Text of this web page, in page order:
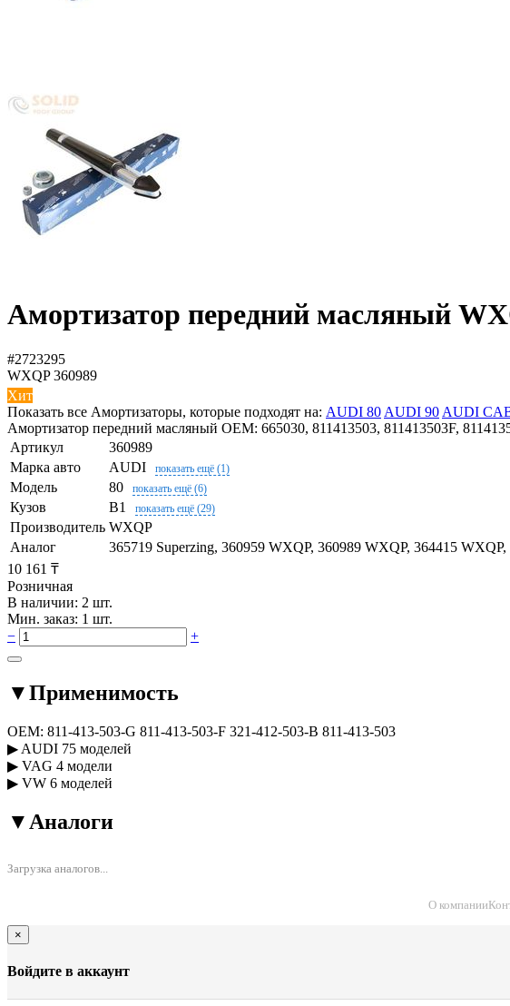
Амортизатор передний масляный
#2723295
WXQP 360989
Хит
Показать все Амортизаторы, которые подходят на: AUDI 80 AUDI 90 AUDI
Амортизатор передний масляный OEM: 665030, 811413503, 811413503F,
Артикул
360989
Марка авто
AUDI показать ещё (1)
Модель 80 показать ещё (6)
Кузов B1 показать ещё (29)
Производитель WXQP
Аналог
365719 Superzing, 360959 WXQP, 360989 WXQP, 364415
10 161 ₸
Розничная
В наличии: 2 шт.
Мин. заказ: 1 шт.
−
+
▼Применимость
OEM: 811-413-503-G 811-413-503-F 321-412-503-B 811-413-503
▶ AUDI 75 моделей
▶ VAG 4 модели
▶ VW 6 моделей
▼ Аналоги
Загрузка аналогов...
О компании
×
Войдите в аккаунт